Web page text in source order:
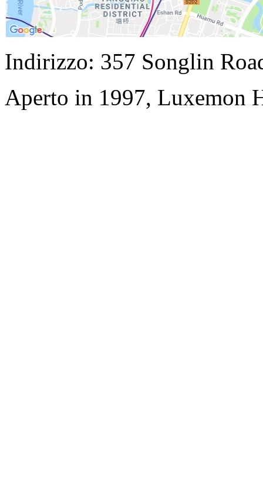
Indirizzo: 357 Songlin
Aperto in 1997, Luxemon